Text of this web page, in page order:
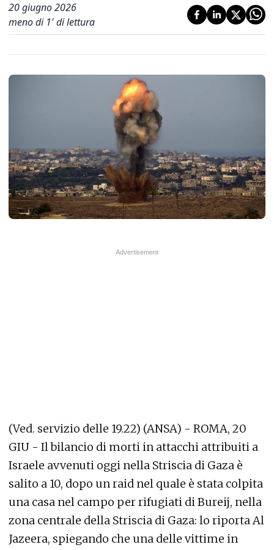
20 giugno 2026
meno di 1' di lettura
(Ved. servizio delle 19.22) (ANSA) - ROMA, 20
GIU - Il bilancio di morti in attacchi attribuiti a
Israele avvenuti oggi nella Striscia di Gaza è
salito a 10, dopo un raid nel quale è stata colpita
una casa nel campo per rifugiati di Bureij, nella
zona centrale della Striscia di Gaza: lo riporta Al
Jazeera, spiegando che una delle vittime in